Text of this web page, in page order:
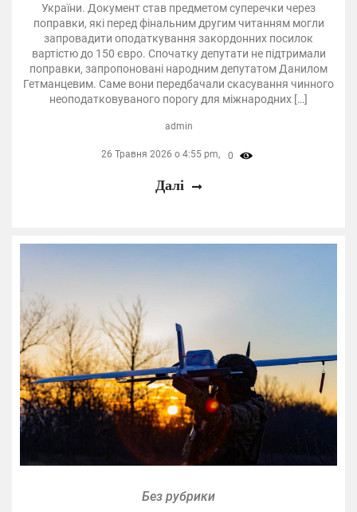
України. Документ став предметом суперечки через
поправки, які перед фінальним другим читанням могли
запровадити оподаткування закордонних посилок
вартістю до 150 євро. Спочатку депутати не підтримали
поправки, запропоновані народним депутатом Данилом
Гетманцевим. Саме вони передбачали скасування чинного
неоподатковуваного порогу для міжнародних […]
admin
26 Травня 2026 о 4:55 pm, 0
Далі
Без рубрики